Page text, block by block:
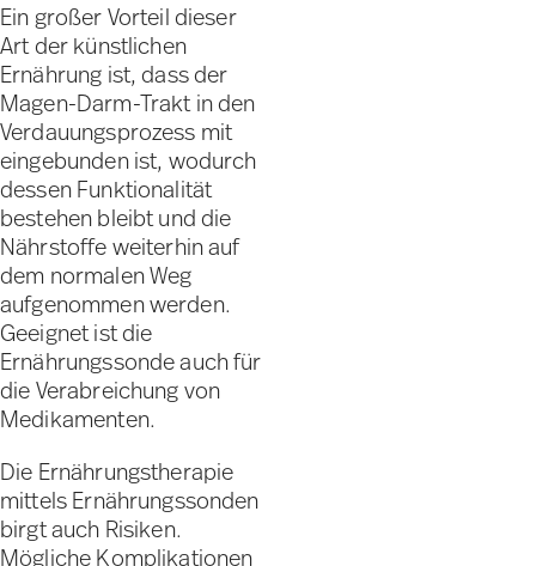
Ein großer Vorteil dieser
Art der künstlichen
Ernährung ist, dass der
Magen-Darm-Trakt in den
Verdauungsprozess mit
eingebunden ist, wodurch
dessen Funktionalität
bestehen bleibt und die
Nährstoffe weiterhin auf
dem normalen Weg
aufgenommen werden.
Geeignet ist die
Ernährungssonde auch für
die Verabreichung von
Medikamenten.
Die Ernährungstherapie
mittels Ernährungssonden
birgt auch Risiken.
Mögliche Komplikationen